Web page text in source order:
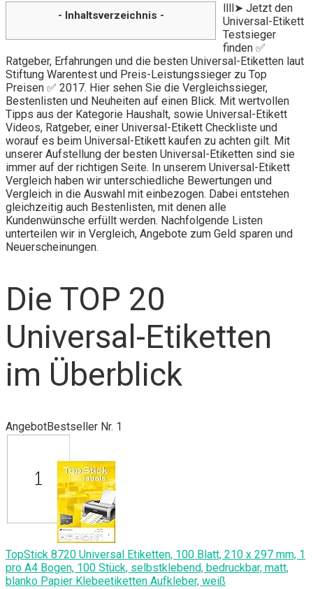
- Inhaltsverzeichnis -
llll➤ Jetzt den
Universal-Etikett
Testsieger
finden ✅
Ratgeber, Erfahrungen und die besten Universal-Etiketten laut
Stiftung Warentest und Preis-Leistungssieger zu Top
Preisen ✅ 2017. Hier sehen Sie die Vergleichssieger,
Bestenlisten und Neuheiten auf einen Blick. Mit wertvollen
Tipps aus der Kategorie Haushalt, sowie Universal-Etikett
Videos, Ratgeber, einer Universal-Etikett Checkliste und
worauf es beim Universal-Etikett kaufen zu achten gilt. Mit
unserer Aufstellung der besten Universal-Etiketten sind sie
immer auf der richtigen Seite. In unserem Universal-Etikett
Vergleich haben wir unterschiedliche Bewertungen und
Vergleich in die Auswahl mit einbezogen. Dabei entstehen
gleichzeitig auch Bestenlisten, mit denen alle
Kundenwünsche erfüllt werden. Nachfolgende Listen
unterteilen wir in Vergleich, Angebote zum Geld sparen und
Neuerscheinungen.
Die TOP 20
Universal-Etiketten
im Überblick
AngebotBestseller Nr. 1
TopStick 8720 Universal Etiketten, 100 Blatt, 210 x 297 mm, 1
pro A4 Bogen, 100 Stück, selbstklebend, bedruckbar, matt,
blanko Papier Klebeetiketten Aufkleber, weiß